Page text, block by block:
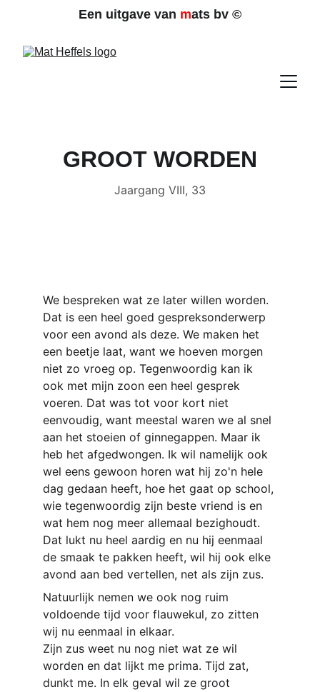
Een uitgave van mats bv ©
GROOT WORDEN
Jaargang VIII, 33
We bespreken wat ze later willen worden.
Dat is een heel goed gespreksonderwerp
voor een avond als deze. We maken het
een beetje laat, want we hoeven morgen
niet zo vroeg op. Tegenwoordig kan ik
ook met mijn zoon een heel gesprek
voeren. Dat was tot voor kort niet
eenvoudig, want meestal waren we al snel
aan het stoeien of ginnegappen. Maar ik
heb het afgedwongen. Ik wil namelijk ook
wel eens gewoon horen wat hij zo'n hele
dag gedaan heeft, hoe het gaat op school,
wie tegenwoordig zijn beste vriend is en
wat hem nog meer allemaal bezighoudt.
Dat lukt nu heel aardig en nu hij eenmaal
de smaak te pakken heeft, wil hij ook elke
avond aan bed vertellen, net als zijn zus.
Natuurlijk nemen we ook nog ruim
voldoende tijd voor flauwekul, zo zitten
wij nu eenmaal in elkaar.
Zijn zus weet nu nog niet wat ze wil
worden en dat lijkt me prima. Tijd zat,
dunkt me. In elk geval wil ze groot